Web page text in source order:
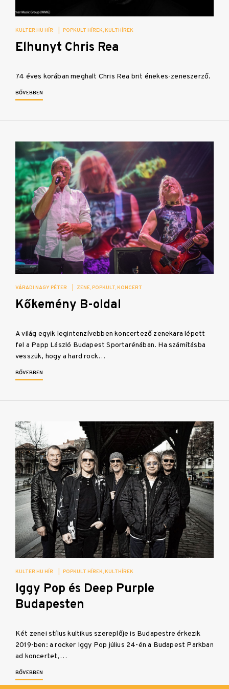
KULTER.HU HÍR POPKULT HÍREK KULTHÍREK
Elhunyt Chris Rea
74 éves korában meghalt Chris Rea brit énekes-zeneszerző.
BŐVEBBEN
VÁRADI NAGY PÉTER ZENE POPKULT KONCERT
Kőkemény B-oldal
A világ egyik legintenzívebben koncertező zenekara lépett
fel a Papp László Budapest Sportarénában. Ha számításba
vesszük, hogy a hard rock…
BŐVEBBEN
KULTER.HU HÍR POPKULT HÍREK KULTHÍREK
Iggy Pop és Deep Purple
Budapesten
Két zenei stílus kultikus szereplője is Budapestre érkezik
2019-ben: a rocker Iggy Pop július 24-én a Budapest Parkban
ad koncertet,…
BŐVEBBEN